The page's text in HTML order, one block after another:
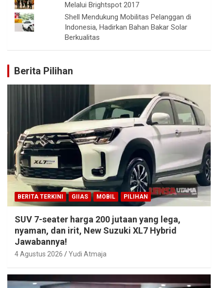
Melalui Brightspot 2017
Shell Mendukung Mobilitas Pelanggan di
Indonesia, Hadirkan Bahan Bakar Solar
Berkualitas
Berita Pilihan
BERITA TERKINI GIIAS MOBIL PILIHAN
SUV 7-seater harga 200 jutaan yang lega,
nyaman, dan irit, New Suzuki XL7 Hybrid
Jawabannya!
4 Agustus 2026 Yudi Atmaja